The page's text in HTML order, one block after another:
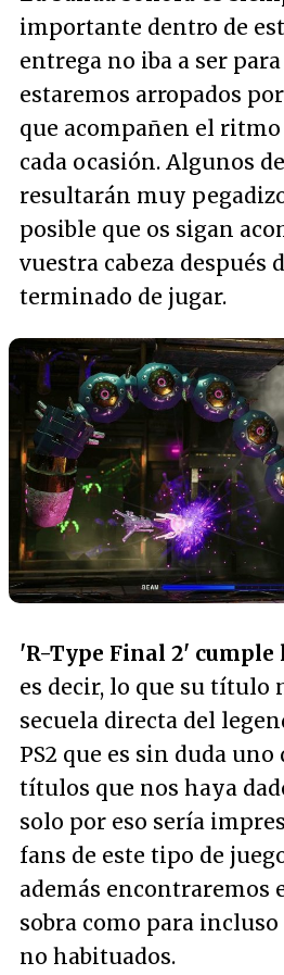
importante dentro de
entrega no iba a ser
estaremos arropados
que acompañen el
cada ocasión. Algunos
resultarán muy
posible que os sigan
vuestra cabeza después
terminado de jugar.
'R-Type Final 2' cumple
es decir, lo que su título
secuela directa del
PS2 que es sin duda
títulos que nos haya
solo por eso sería
fans de este tipo de
además encontraremos
sobra como para
no habituados.